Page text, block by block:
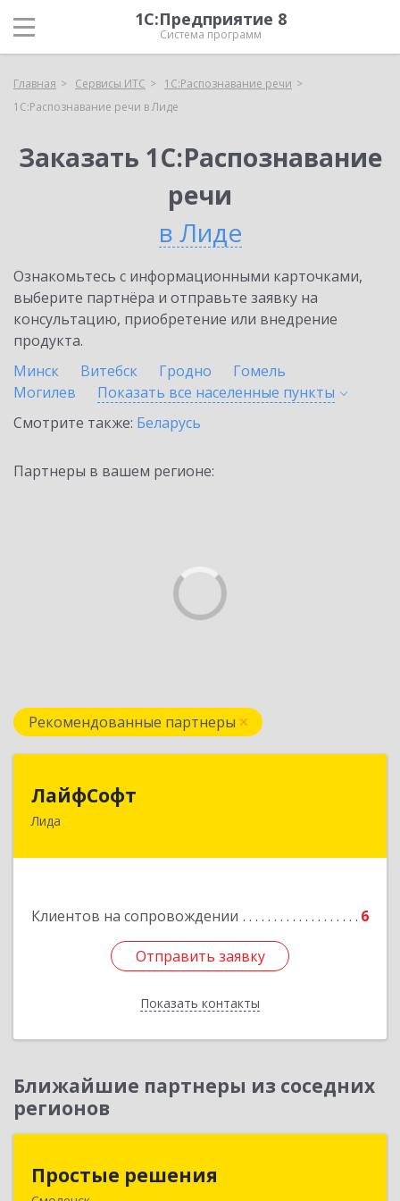
1С:Предприятие 8
Система программ
Главная Сервисы ИТС
1С:Распознавание речи
1С:Распознавание речи в Лиде
Заказать 1С:Распознавание
речи
в Лиде
Ознакомьтесь с информационными карточками,
выберите партнёра и отправьте заявку на
консультацию, приобретение или внедрение
продукта.
Минск
Витебск Гродно
Гомель
Могилев
Показать все населенные пункты
Смотрите также: Беларусь
Партнеры в вашем регионе:
Рекомендованные партнеры
ЛайфСофт
Лида
Клиентов на сопровождении 6
Отправить заявку
Показать контакты
Отправить заявку
Назад
Ближайшие партнеры из соседних
регионов
Простые решения